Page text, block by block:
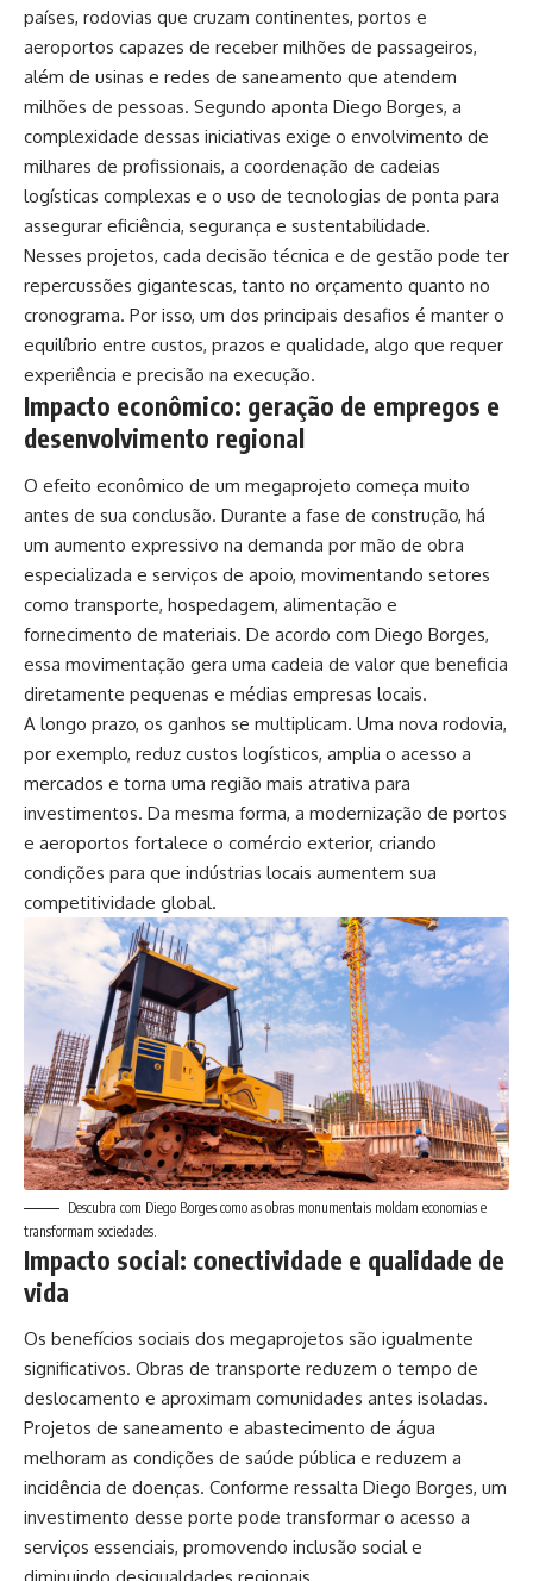
países, rodovias que cruzam continentes, portos e
aeroportos capazes de receber milhões de passageiros,
além de usinas e redes de saneamento que atendem
milhões de pessoas. Segundo aponta Diego Borges, a
complexidade dessas iniciativas exige o envolvimento de
milhares de profissionais, a coordenação de cadeias
logísticas complexas e o uso de tecnologias de ponta para
assegurar eficiência, segurança e sustentabilidade.
Nesses projetos, cada decisão técnica e de gestão pode ter
repercussões gigantescas, tanto no orçamento quanto no
cronograma. Por isso, um dos principais desafios é manter o
equilíbrio entre custos, prazos e qualidade, algo que requer
experiência e precisão na execução.
Impacto econômico: geração de empregos e
desenvolvimento regional
O efeito econômico de um megaprojeto começa muito
antes de sua conclusão. Durante a fase de construção, há
um aumento expressivo na demanda por mão de obra
especializada e serviços de apoio, movimentando setores
como transporte, hospedagem, alimentação e
fornecimento de materiais. De acordo com Diego Borges,
essa movimentação gera uma cadeia de valor que beneficia
diretamente pequenas e médias empresas locais.
A longo prazo, os ganhos se multiplicam. Uma nova rodovia,
por exemplo, reduz custos logísticos, amplia o acesso a
mercados e torna uma região mais atrativa para
investimentos. Da mesma forma, a modernização de portos
e aeroportos fortalece o comércio exterior, criando
condições para que indústrias locais aumentem sua
competitividade global.
Descubra com Diego Borges como as obras monumentais moldam economias e
transformam sociedades.
Impacto social: conectividade e qualidade de
vida
Os benefícios sociais dos megaprojetos são igualmente
significativos. Obras de transporte reduzem o tempo de
deslocamento e aproximam comunidades antes isoladas.
Projetos de saneamento e abastecimento de água
melhoram as condições de saúde pública e reduzem a
incidência de doenças. Conforme ressalta Diego Borges, um
investimento desse porte pode transformar o acesso a
serviços essenciais, promovendo inclusão social e